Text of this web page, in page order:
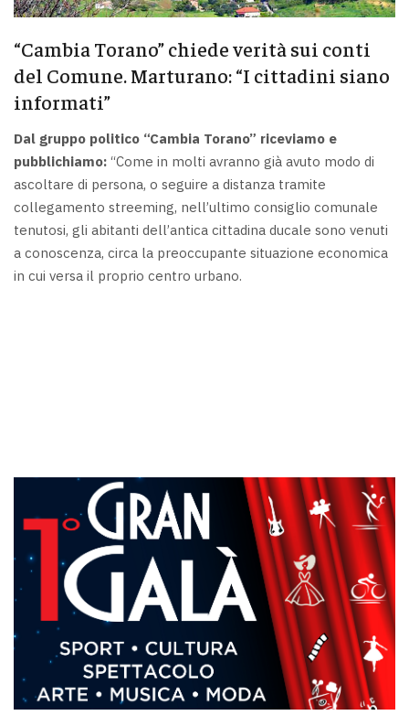
“Cambia Torano” chiede verità sui conti
del Comune. Marturano: “I cittadini siano
informati”
Dal gruppo politico “Cambia Torano” riceviamo e
pubblichiamo: “Come in molti avranno già avuto modo di
ascoltare di persona, o seguire a distanza tramite
collegamento streeming, nell’ultimo consiglio comunale
tenutosi, gli abitanti dell’antica cittadina ducale sono venuti
a conoscenza, circa la preoccupante situazione economica
in cui versa il proprio centro urbano.